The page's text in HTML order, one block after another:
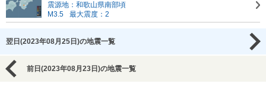
震源地：和歌山県南部頃
M3.5
最大震度：2
翌日(2023年08月25日)の地震一覧
前日(2023年08月23日)の地震一覧